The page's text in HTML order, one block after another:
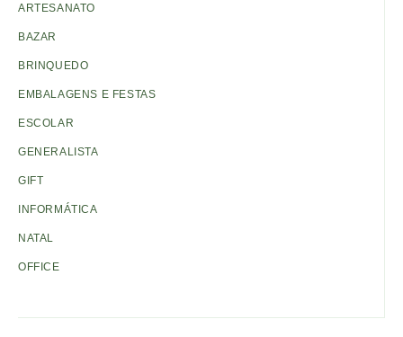
ARTESANATO
BAZAR
BRINQUEDO
EMBALAGENS E FESTAS
ESCOLAR
GENERALISTA
GIFT
INFORMÁTICA
NATAL
OFFICE